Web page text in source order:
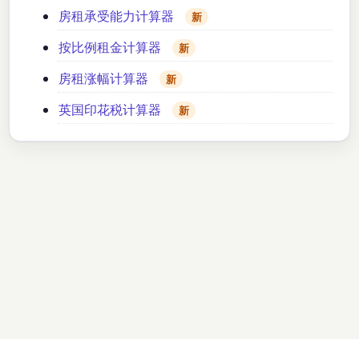
房租承受能力计算器 新
按比例租金计算器 新
房租涨幅计算器 新
英国印花税计算器 新